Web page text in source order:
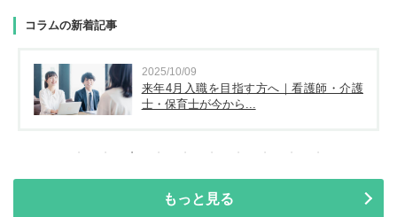
コラムの新着記事
2025/10/09
来年4月入職を目指す方へ｜看護師・介護
士・保育士が今から...
もっと見る